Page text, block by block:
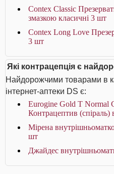
Contex Classic
змазкою класичні 3 шт
Contex Long Love
3 шт
Які контрацепція є
Найдорожчими товарами в
інтернет-аптеки DS є:
Eurogine Gold T Normal
Контрацептив
Мірена
шт
Джайдес